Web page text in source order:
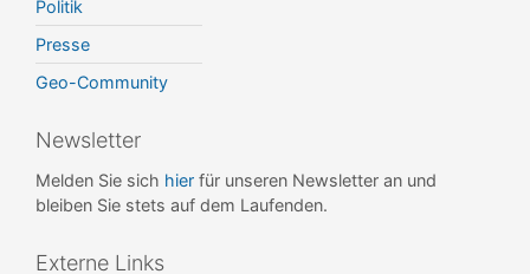
Politik
Presse
Geo-Community
Newsletter
Melden Sie sich hier für unseren Newsletter an und
bleiben Sie stets auf dem Laufenden.
Externe Links